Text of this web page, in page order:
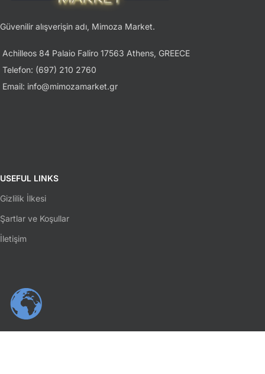
Güvenilir alışverişin adı, Mimoza Market.
Achilleos 84 Palaio Faliro 17563 Athens, GREECE
Telefon: (697) 210 2760
Email: info@mimozamarket.gr
USEFUL LINKS
Gizlilik İlkesi
Şartlar ve Koşullar
İletişim